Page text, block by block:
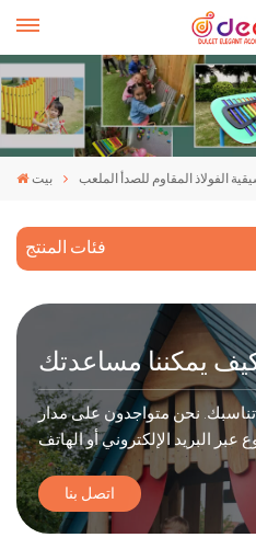
بيت الفولاذ المقاوم للصدأ الملعب
فئات المنتج
يمكننا مساعدتك
تناسبك. نحن متواجدون على مدار
اتصل بنا